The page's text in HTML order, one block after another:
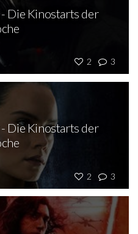
2 3
Die Kinostarts der
2 3
Die Kinostarts der